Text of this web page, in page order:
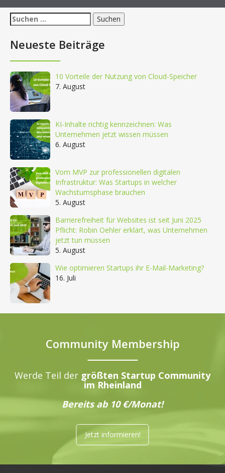
Suchen
nach:
Neueste Beiträge
10 Vorteile der Nutzung von Cloud-Speicher
7. August
KI-Inhalte richtig kennzeichnen: Was
Unternehmen jetzt wissen müssen
6. August
Vom MVP zur professionellen digitalen
Infrastruktur: Was Startups in welcher
Wachstumsphase brauchen
5. August
Barrierefreiheit für Websites ist seit Juni 2025
Pflicht: Robin Oehler erklärt, was Unternehmen
jetzt tun müssen
5. August
Wie optimieren Startups ihr E-Mail-Marketing?
16. Juli
Community Membership
Werde Teil der größten Startup Community
im Rheinland
Bereits ab 10 €/Monat!
Jetzt informieren!